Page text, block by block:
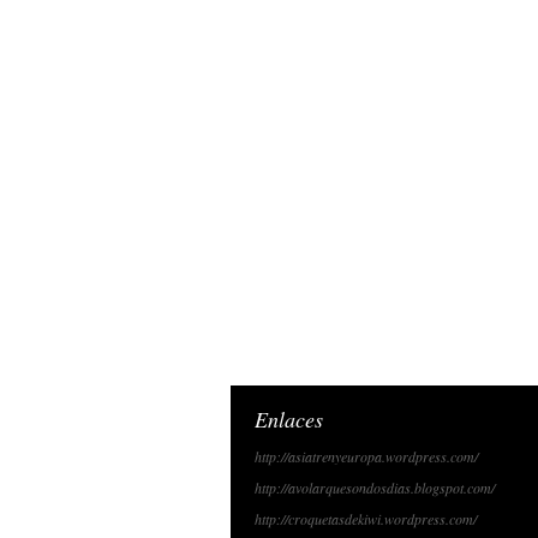
Enlaces
http://asiatrenyeuropa.wordpress.com/
http://avolarquesondosdias.blogspot.com/
http://croquetasdekiwi.wordpress.com/